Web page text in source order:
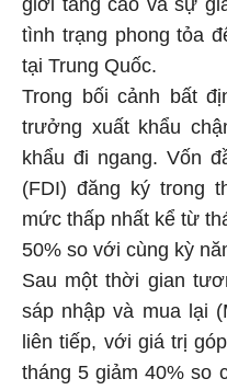
tình trạng phong tỏa
tại Trung Quốc.
Trong bối cảnh bất
trưởng xuất khẩu
khẩu đi ngang. Vốn
(FDI) đăng ký trong
mức thấp nhất kể từ
50% so với cùng kỳ
Sau một thời gian
sáp nhập và mua lại
liên tiếp, với giá trị
tháng 5 giảm 40% so